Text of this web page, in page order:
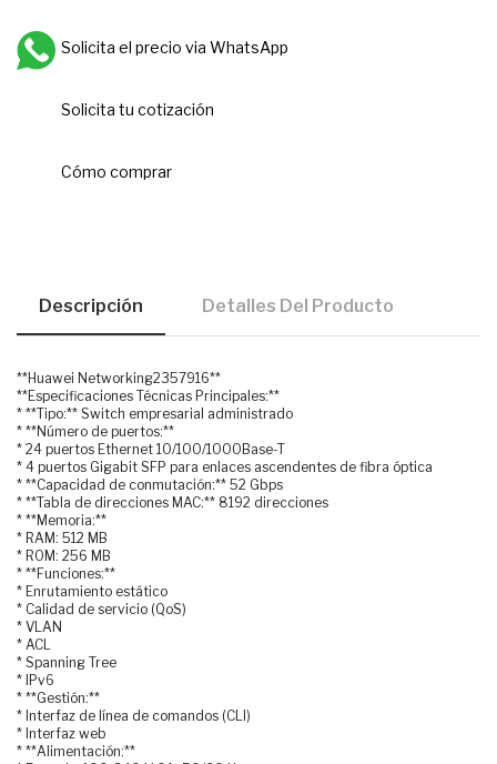
Solicita el precio via WhatsApp
Solicita tu cotización
Cómo comprar
Descripción Detalles Del Producto
**Huawei Networking2357916**
**Especificaciones Técnicas Principales:**
* **Tipo:** Switch empresarial administrado
* **Número de puertos:**
* 24 puertos Ethernet 10/100/1000Base-T
* 4 puertos Gigabit SFP para enlaces ascendentes de fibra óptica
* **Capacidad de conmutación:** 52 Gbps
* **Tabla de direcciones MAC:** 8192 direcciones
* **Memoria:**
* RAM: 512 MB
* ROM: 256 MB
* **Funciones:**
* Enrutamiento estático
* Calidad de servicio (QoS)
* VLAN
* ACL
* Spanning Tree
* IPv6
* **Gestión:**
* Interfaz de línea de comandos (CLI)
* Interfaz web
* **Alimentación:**